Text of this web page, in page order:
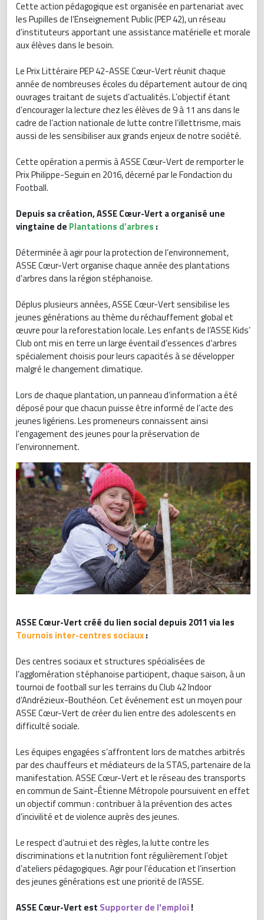
Cette action pédagogique est organisée en partenariat avec
les Pupilles de l’Enseignement Public (PEP 42), un réseau
d’instituteurs apportant une assistance matérielle et morale
aux élèves dans le besoin.
Le Prix Littéraire PEP 42-ASSE Cœur-Vert réunit chaque
année de nombreuses écoles du département autour de cinq
ouvrages traitant de sujets d’actualités. L’objectif étant
d’encourager la lecture chez les élèves de 9 à 11 ans dans le
cadre de l’action nationale de lutte contre l’illettrisme, mais
aussi de les sensibiliser aux grands enjeux de notre société.
Cette opération a permis à ASSE Cœur-Vert de remporter le
Prix Philippe-Seguin en 2016, décerné par le Fondaction du
Football.
Depuis sa création, ASSE Cœur-Vert a organisé une
vingtaine de Plantations d’arbres :
Déterminée à agir pour la protection de l’environnement,
ASSE Cœur-Vert organise chaque année des plantations
d’arbres dans la région stéphanoise.
Déplus plusieurs années, ASSE Cœur-Vert sensibilise les
jeunes générations au thème du réchauffement global et
œuvre pour la reforestation locale. Les enfants de l’ASSE Kids’
Club ont mis en terre un large éventail d’essences d’arbres
spécialement choisis pour leurs capacités à se développer
malgré le changement climatique.
Lors de chaque plantation, un panneau d’information a été
déposé pour que chacun puisse être informé de l’acte des
jeunes ligériens. Les promeneurs connaissent ainsi
l’engagement des jeunes pour la préservation de
l’environnement.
ASSE Cœur-Vert créé du lien social depuis 2011 via les
Tournois inter-centres sociaux:
Des centres sociaux et structures spécialisées de
l’agglomération stéphanoise participent, chaque saison, à un
tournoi de football sur les terrains du Club 42 Indoor
d’Andrézieux-Bouthéon. Cet événement est un moyen pour
ASSE Cœur-Vert de créer du lien entre des adolescents en
difficulté sociale.
Les équipes engagées s’affrontent lors de matches arbitrés
par des chauffeurs et médiateurs de la STAS, partenaire de la
manifestation. ASSE Cœur-Vert et le réseau des transports
en commun de Saint-Étienne Métropole poursuivent en effet
un objectif commun : contribuer à la prévention des actes
d’incivilité et de violence auprès des jeunes.
Le respect d’autrui et des règles, la lutte contre les
discriminations et la nutrition font régulièrement l’objet
d’ateliers pédagogiques. Agir pour l’éducation et l’insertion
des jeunes générations est une priorité de l’ASSE.
ASSE Cœur-Vert est Supporter de l'emploi !